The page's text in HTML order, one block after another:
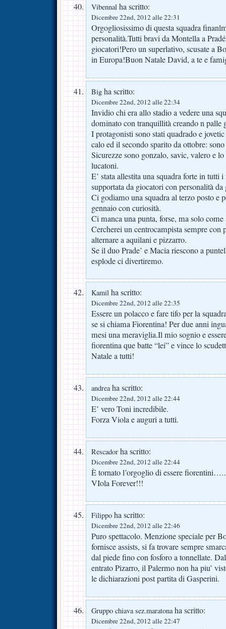
Vibennal ha scritto:
Dicembre 22nd, 2012 alle 22:31
Orgogliosissimo di questa squadra
personalità.Tutti bravi da Montella a
giocatori!Pero un superlativo, scusate a
in Europa!Buon Natale David, a te e
Big ha scritto:
Dicembre 22nd, 2012 alle 22:34
Invidio chi era allo stadio a vedere una
dominato con tranquillità creando n palle
I protagonisti sono stati quadrado e
calo ed il secondo sparito da ottobre:
Sicurezze sono gonzalo, savic, valero e lo
lucatoni.
E’ stata allestita una squadra forte in tutti
supportata da giocatori con personalità da
Ci godiamo una squadra al terzo posto e
gennaio con curiosità.
Ci manca una punta, forse, ma solo
Cercherei un centrocampista sempre con
alternare a aquilani e pizzarro.
Se il duo Prade’ e Macia riescono a
esplode ci divertiremo.
Kamil ha scritto:
Dicembre 22nd, 2012 alle 22:35
Essere un polacco e fare tifo per la
se si chiama Fiorentina! Per due anni
mesi una meraviglia.Il mio sognio e
fiorentina que batte “lei” e vince lo
Natale a tutti!
andreaha scritto:
Dicembre 22nd, 2012 alle 22:44
E’ vero Toni incredibile.
Forza Viola e auguri a tutti.
Rescador ha scritto:
Dicembre 22nd, 2012 alle 22:44
È tornato l’orgoglio di essere
VIola Forever!!!
Filippo ha scritto:
Dicembre 22nd, 2012 alle 22:46
Puro spettacolo. Menzione speciale per
fornisce assists, si fa trovare sempre
dal piede fino con fosforo a tonnellate. Dal
entrato Pizarro, il Palermo non ha piu’
le dichiarazioni post partita di Gasperini.
Gruppo chiava sez.maratonaha scritto:
Dicembre 22nd, 2012 alle 22:47